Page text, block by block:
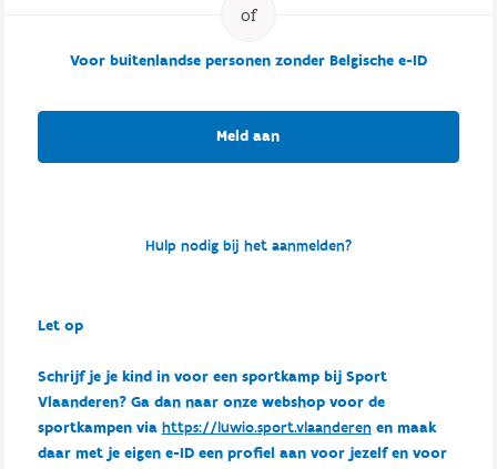
Voor buitenlandse personen zonder Belgische e-ID
Meld aan
Hulp nodig bij het aanmelden?
Let op
Schrijf je je kind in voor een sportkamp bij Sport
Vlaanderen? Ga dan naar onze webshop voor de
sportkampen via https://luwio.sport.vlaanderenen maak
daar met je eigen e-ID een profiel aan voor jezelf en voor